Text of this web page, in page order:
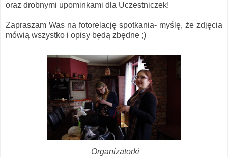
oraz drobnymi upominkami dla Uczestniczek!
Zapraszam Was na fotorelację spotkania- myślę, że zdjęcia
mówią wszystko i opisy będą zbędne ;)
Organizatorki